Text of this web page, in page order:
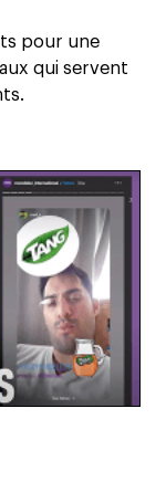
pour une
qui servent